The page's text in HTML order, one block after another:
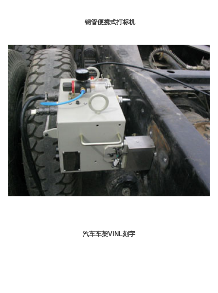
钢管便携式打标机
汽车车架VINL刻字